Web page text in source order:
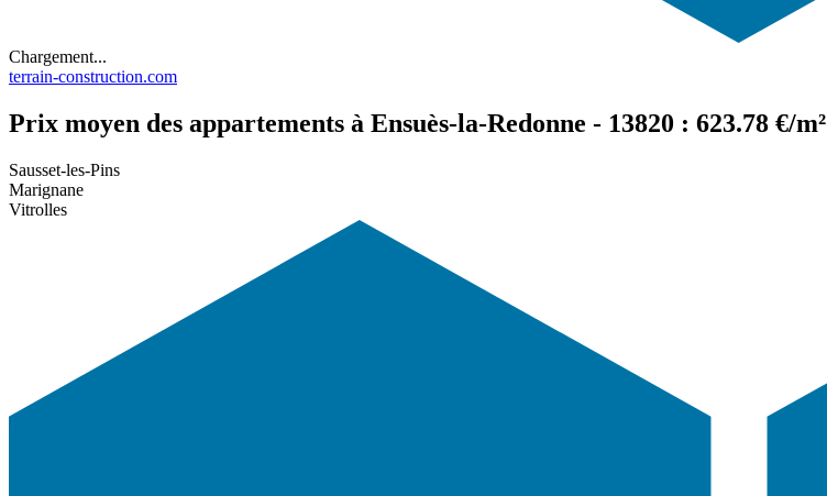
Chargement...
terrain-construction.com
Prix moyen des appartements à Ensuès-la-Redonne - 13820 : 623.78 €/m²
Sausset-les-Pins
Marignane
Vitrolles